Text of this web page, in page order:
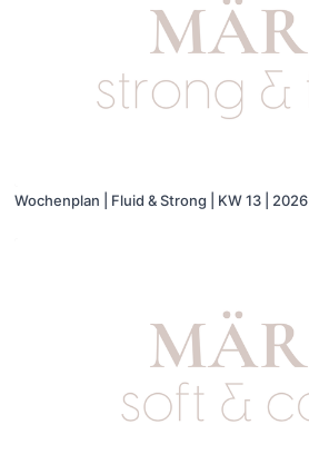
Wochenplan | Fluid & Strong | KW 13 | 2026